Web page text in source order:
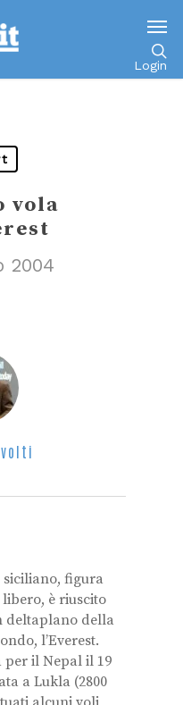
Login
vola
2004
siciliano, figura
è riuscito
deltaplano della
l’Everest.
per il Nepal il 19
a Lukla (2800